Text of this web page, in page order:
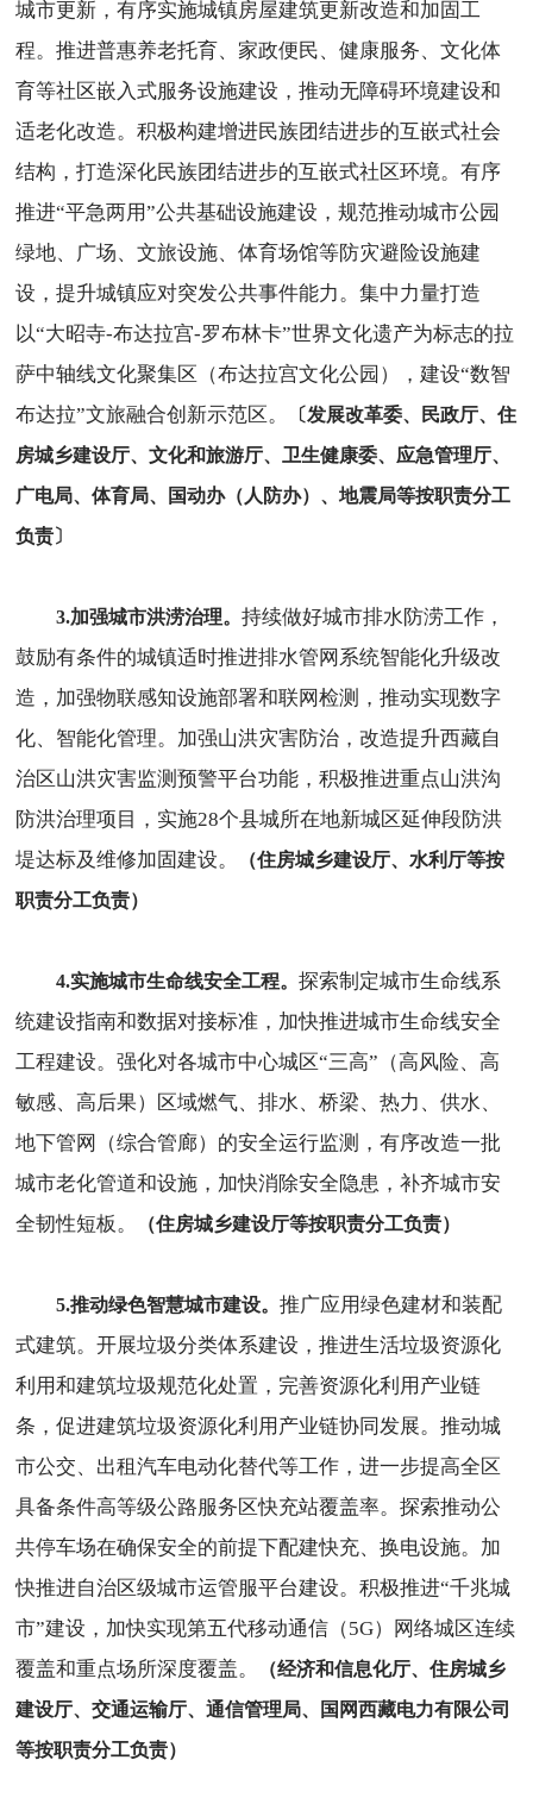
城市更新，有序实施城镇房屋建筑更新改造和加固工
程。推进普惠养老托育、家政便民、健康服务、文化体
育等社区嵌入式服务设施建设，推动无障碍环境建设和
适老化改造。积极构建增进民族团结进步的互嵌式社会
结构，打造深化民族团结进步的互嵌式社区环境。有序
推进“平急两用”公共基础设施建设，规范推动城市公园
绿地、广场、文旅设施、体育场馆等防灾避险设施建
设，提升城镇应对突发公共事件能力。集中力量打造
以“大昭寺-布达拉宫-罗布林卡”世界文化遗产为标志的拉
萨中轴线文化聚集区（布达拉宫文化公园），建设“数智
布达拉”文旅融合创新示范区。
〔发展改革委、民政厅、住
房城乡建设厅、文化和旅游厅、卫生健康委、应急管理厅、
广电局、体育局、国动办（人防办）、地震局等按职责分工
负责〕
3.加强城市洪涝治理。持续做好城市排水防涝工作，
鼓励有条件的城镇适时推进排水管网系统智能化升级改
造，加强物联感知设施部署和联网检测，推动实现数字
化、智能化管理。加强山洪灾害防治，改造提升西藏自
治区山洪灾害监测预警平台功能，积极推进重点山洪沟
防洪治理项目，实施28个县城所在地新城区延伸段防洪
堤达标及维修加固建设。
（住房城乡建设厅、水利厅等按
职责分工负责）
4.实施城市生命线安全工程。探索制定城市生命线系
统建设指南和数据对接标准，加快推进城市生命线安全
工程建设。强化对各城市中心城区“三高”（高风险、高
敏感、高后果）区域燃气、排水、桥梁、热力、供水、
地下管网（综合管廊）的安全运行监测，有序改造一批
城市老化管道和设施，加快消除安全隐患，补齐城市安
全韧性短板。
（住房城乡建设厅等按职责分工负责）
5.推动绿色智慧城市建设。推广应用绿色建材和装配
式建筑。开展垃圾分类体系建设，推进生活垃圾资源化
利用和建筑垃圾规范化处置，完善资源化利用产业链
条，促进建筑垃圾资源化利用产业链协同发展。推动城
市公交、出租汽车电动化替代等工作，进一步提高全区
具备条件高等级公路服务区快充站覆盖率。探索推动公
共停车场在确保安全的前提下配建快充、换电设施。加
快推进自治区级城市运管服平台建设。积极推进“千兆城
市”建设，加快实现第五代移动通信（5G）网络城区连续
覆盖和重点场所深度覆盖。
（经济和信息化厅、住房城乡
建设厅、交通运输厅、通信管理局、国网西藏电力有限公司
等按职责分工负责）